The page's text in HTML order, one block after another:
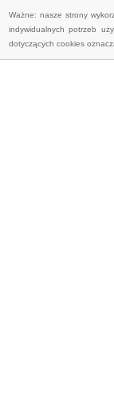
Ważne: nasze strony
indywidualnych potrzeb
dotyczących cookies